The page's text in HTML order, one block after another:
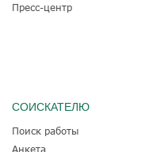
Пресс-центр
СОИСКАТЕЛЮ
Поиск работы
Анкета